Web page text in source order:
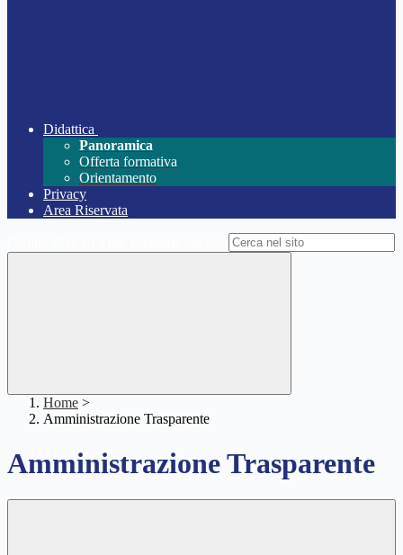
Didattica
Panoramica
Offerta formativa
Orientamento
Privacy
Area Riservata
Home >
Amministrazione Trasparente
Amministrazione Trasparente